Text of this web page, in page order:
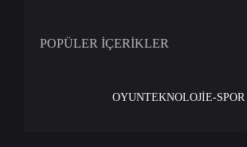
POPÜLER İÇERİKLER
OYUNTEKNOLOJİE-SPOR